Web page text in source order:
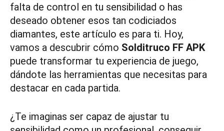
falta de control en tu sensibilidad o has
deseado obtener esos tan codiciados
diamantes, este artículo es para ti. Hoy,
vamos a descubrir cómo Solditruco FF APK
puede transformar tu experiencia de juego,
dándote las herramientas que necesitas para
destacar en cada partida.
¿Te imaginas ser capaz de ajustar tu